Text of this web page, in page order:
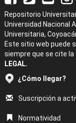
Repositorio
Universidad Nacional
Universitaria,
Este sitio web puede
siempre que se cite
LEGAL.
¿Cómo llegar?
Suscripción a
Normatividad